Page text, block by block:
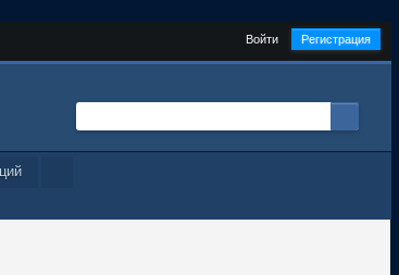
Войти Регистрация